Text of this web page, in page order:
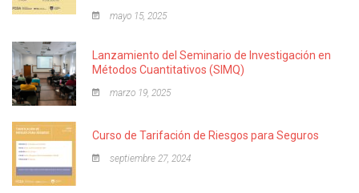
mayo 15, 2025
Lanzamiento del Seminario de Investigación en
Métodos Cuantitativos (SIMQ)
marzo 19, 2025
Curso de Tarifación de Riesgos para Seguros
septiembre 27, 2024